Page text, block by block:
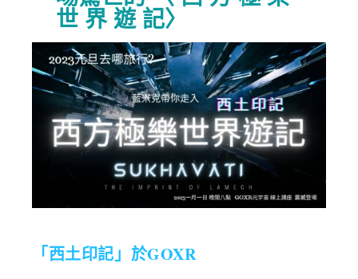
世 界 遊 記〉
「西土印記」於GOXR